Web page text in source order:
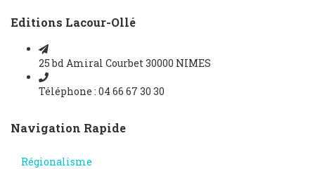
Editions Lacour-Ollé
25 bd Amiral Courbet 30000 NIMES
Téléphone : 04 66 67 30 30
Navigation Rapide
Régionalisme